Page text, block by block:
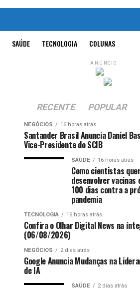
SAÚDE TECNOLOGIA COLUNAS
ANÚNCIO
RECENTE POPULAR
NEGÓCIOS 16 horas atrás
Santander Brasil Anuncia Daniel
Vice-Presidente do SCIB
SAÚDE 16 horas atrás
Como cientistas
desenvolver vacinas
100 dias contra a
pandemia
TECNOLOGIA 16 horas atrás
Confira o Olhar Digital News na
(06/08/2026)
NEGÓCIOS 2 dias atrás
Google Anuncia Mudanças na
de IA
SAÚDE 2 dias atrás